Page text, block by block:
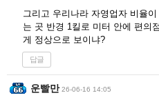
그리고 우리나라 자영업자 비율
는 곳 반경 1킬로 미터 안에 편의
게 정상으로 보이냐?
답글
운빨만 26-06-16 14:05